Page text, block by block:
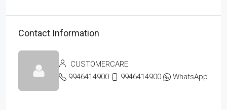
Contact Information
CUSTOMERCARE
9946414900
9946414900 WhatsApp